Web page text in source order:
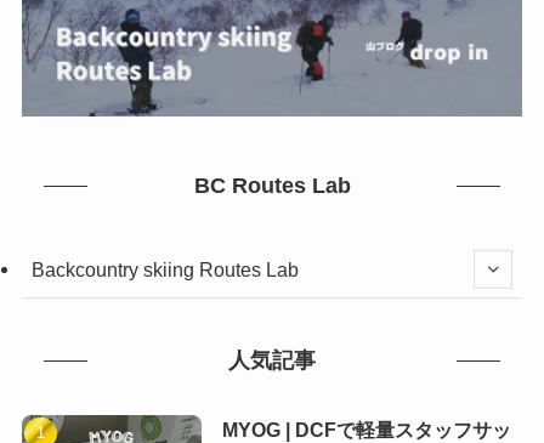
BC Routes Lab
Backcountry skiing Routes Lab
人気記事
MYOG | DCFで軽量スタッフサッ